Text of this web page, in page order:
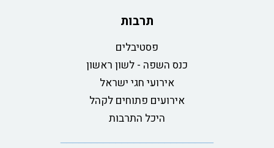
תרבות
פסטיבלים
כנס השפה - לשון ראשון
אירועי חגי ישראל
אירועים פתוחים לקהל
היכל התרבות